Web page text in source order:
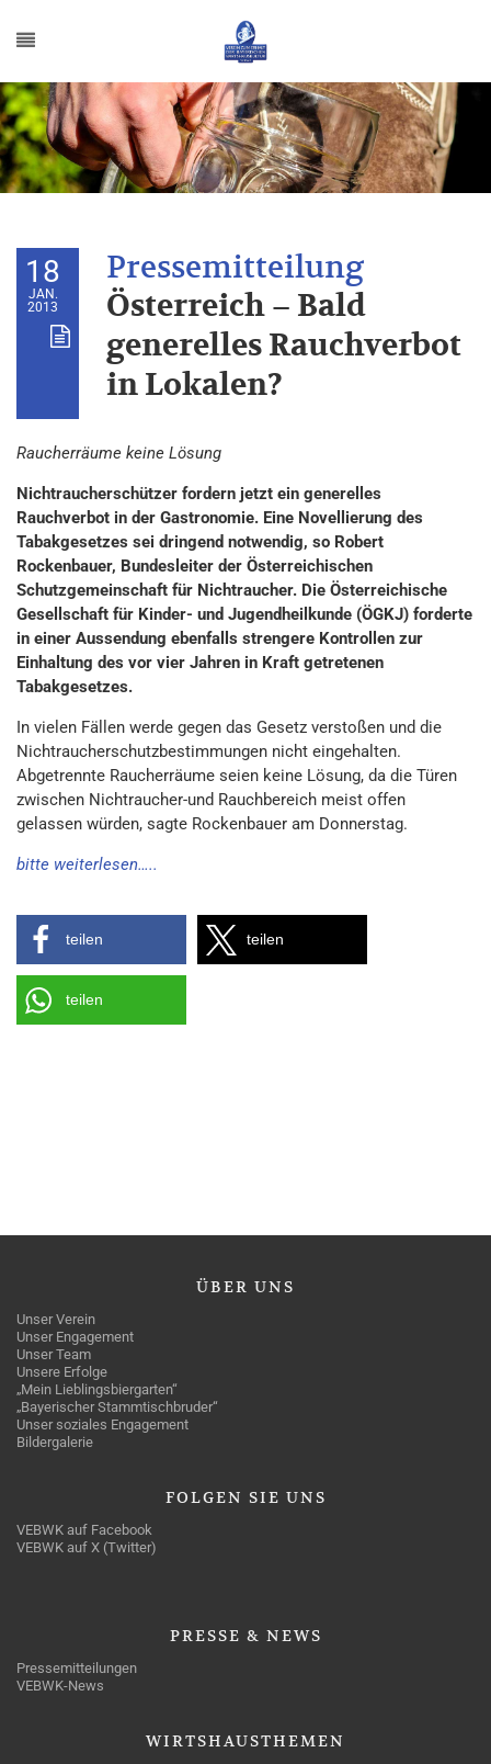
18
JAN.
2013
Österreich – Bald
generelles Rauchverbot
in Lokalen?
Raucherräume keine Lösung
Nichtraucherschützer fordern jetzt ein generelles
Rauchverbot in der Gastronomie. Eine Novellierung des
Tabakgesetzes sei dringend notwendig, so Robert
Rockenbauer, Bundesleiter der Österreichischen
Schutzgemeinschaft für Nichtraucher. Die Österreichische
Gesellschaft für Kinder- und Jugendheilkunde (ÖGKJ) forderte
in einer Aussendung ebenfalls strengere Kontrollen zur
Einhaltung des vor vier Jahren in Kraft getretenen
Tabakgesetzes.
In vielen Fällen werde gegen das Gesetz verstoßen und die
Nichtraucherschutzbestimmungen nicht eingehalten.
Abgetrennte Raucherräume seien keine Lösung, da die Türen
zwischen Nichtraucher-und Rauchbereich meist offen
gelassen würden, sagte Rockenbauer am Donnerstag.
bitte weiterlesen…..
teilen teilen
teilen
ÜBER UNS
Unser Verein
Unser Engagement
Unser Team
Unsere Erfolge
„Mein Lieblingsbiergarten“
„Bayerischer Stammtischbruder“
Unser soziales Engagement
Bildergalerie
FOLGEN SIE UNS
VEBWK auf Facebook
VEBWK auf X (Twitter)
PRESSE & NEWS
Pressemitteilungen
VEBWK-News
WIRTSHAUSTHEMEN